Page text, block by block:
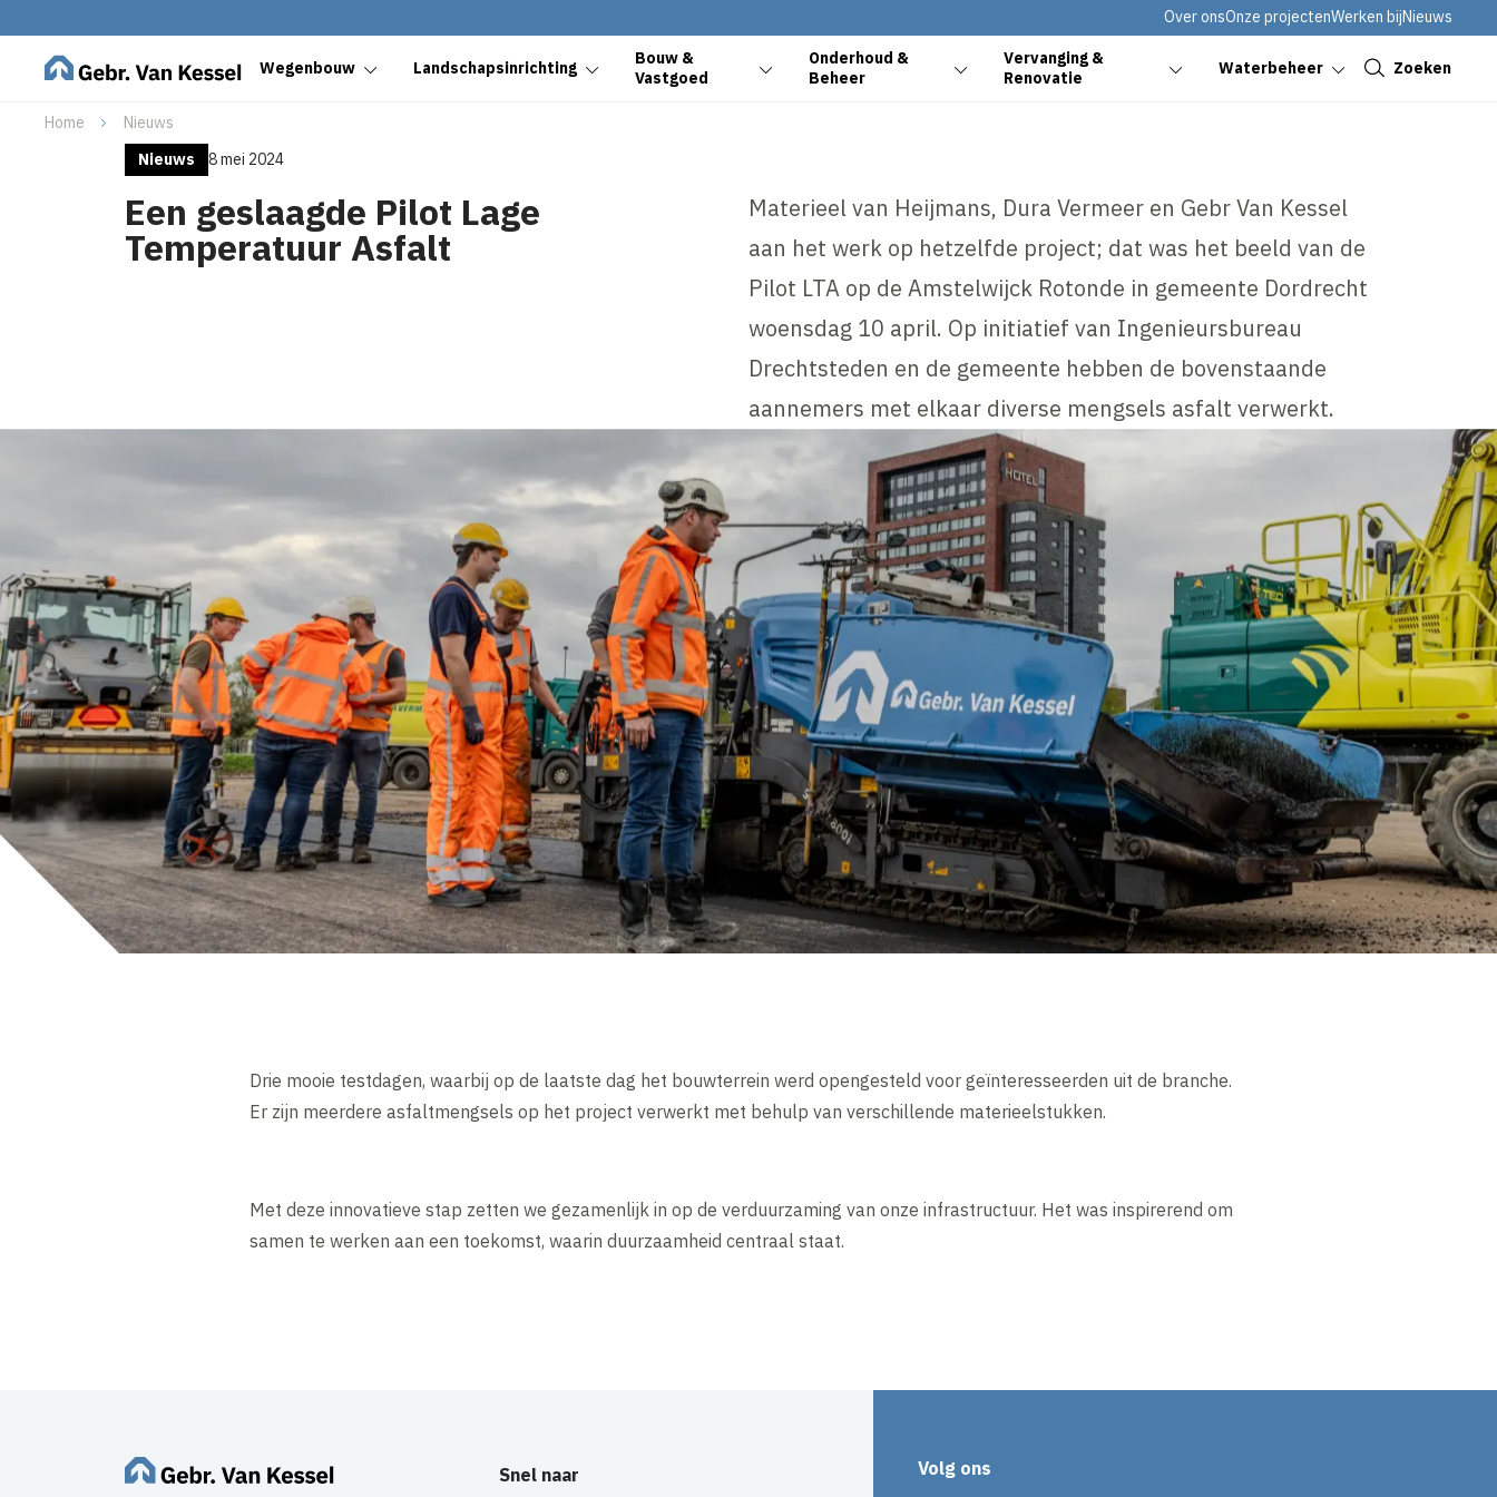
Over onsOnze projectenWerken bijNieuws
Wegenbouw Landschapsinrichting
Bouw &
Vastgoed
Onderhoud &
Beheer
Vervanging &
Renovatie
Waterbeheer Zoeken
Home
Nieuws
Nieuws
8 mei 2024
Een geslaagde Pilot Lage
Temperatuur Asfalt
Materieel van Heijmans, Dura Vermeer en Gebr Van Kessel
aan het werk op hetzelfde project; dat was het beeld van de
Pilot LTA op de Amstelwijck Rotonde in gemeente Dordrecht
woensdag 10 april. Op initiatief van Ingenieursbureau
Drechtsteden en de gemeente hebben de bovenstaande
aannemers met elkaar diverse mengsels asfalt verwerkt.
Drie mooie testdagen, waarbij op de laatste dag het bouwterrein werd opengesteld voor geïnteresseerden uit de branche.
Er zijn meerdere asfaltmengsels op het project verwerkt met behulp van verschillende materieelstukken.
Met deze innovatieve stap zetten we gezamenlijk in op de verduurzaming van onze infrastructuur. Het was inspirerend om
samen te werken aan een toekomst, waarin duurzaamheid centraal staat.
Snel naar Volg ons
Sluiten